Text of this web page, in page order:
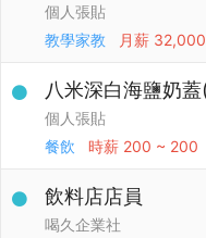
個人張貼
教學家教
月薪
八米深白海鹽奶
個人張貼
餐飲
時薪 200 ~ 200
飲料店店員
喝久企業社